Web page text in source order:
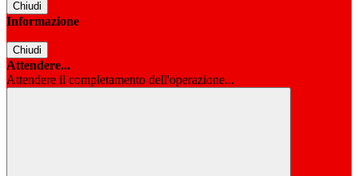
Chiudi
Informazione
Chiudi
Attendere...
Attendere il completamento dell'operazione...